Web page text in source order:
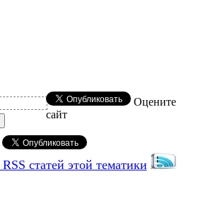
Оцените
сайт
статей этой тематики